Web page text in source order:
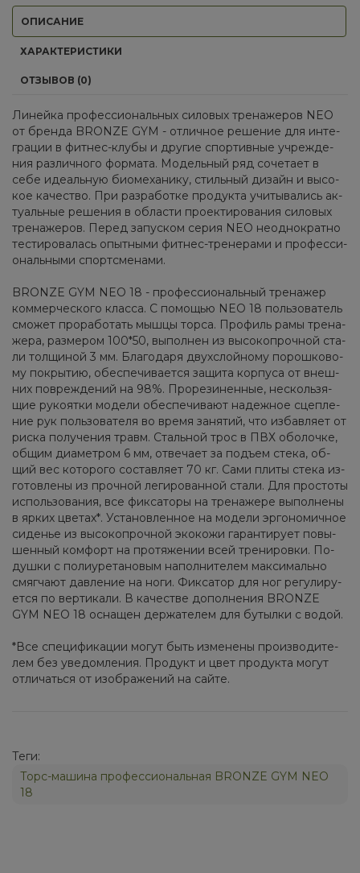
ОПИСАНИЕ
ХАРАКТЕРИСТИКИ
ОТЗЫВОВ (0)
Ли­ней­ка про­фес­си­о­наль­ных си­ло­вых тре­на­же­ров NEO
от брен­да BRONZE GYM - от­лич­ное ре­ше­ние для ин­те­
гра­ции в фит­нес-клу­бы и дру­гие спор­тив­ные учре­жде­
ния раз­лич­но­го фор­ма­та. Мо­дель­ный ряд со­че­та­ет в
себе иде­аль­ную био­ме­ха­ни­ку, стиль­ный ди­зайн и вы­со­
кое ка­че­ство. При раз­ра­бот­ке про­дук­та учи­ты­ва­лись ак­
ту­аль­ные ре­ше­ния в об­ла­сти про­ек­ти­ро­ва­ния си­ло­вых
тре­на­же­ров. Пе­ред за­пус­ком се­рия NEO неод­но­крат­но
те­сти­ро­ва­лась опыт­ны­ми фит­нес-тре­не­ра­ми и про­фес­си­
о­наль­ны­ми спортс­ме­на­ми.
BRONZE GYM NEO 18 - про­фес­си­о­наль­ный тре­на­жер
ком­мер­че­ско­го клас­са. C по­мо­щью NEO 18 поль­зо­ва­тель
смо­жет про­ра­бо­тать мыш­цы тор­са. Про­филь рамы тре­на­
же­ра, раз­ме­ром 100*50, вы­пол­нен из вы­со­ко­проч­ной ста­
ли тол­щи­ной 3 мм. Бла­го­да­ря двух­слой­но­му по­рош­ко­во­
му по­кры­тию, обес­пе­чи­ва­ет­ся за­щи­та кор­пу­са от внеш­
них по­вре­жде­ний на 98%. Про­ре­зи­нен­ные, несколь­зя­
щие ру­ко­ят­ки мо­де­ли обес­пе­чи­ва­ют на­деж­ное сцеп­ле­
ние рук поль­зо­ва­те­ля во вре­мя за­ня­тий, что из­бав­ля­ет от
рис­ка по­лу­че­ния травм. Сталь­ной трос в ПВХ обо­лоч­ке,
об­щим диа­мет­ром 6 мм, от­ве­ча­ет за подъ­ем сте­ка, об­
щий вес ко­то­ро­го со­став­ля­ет 70 кг. Сами пли­ты сте­ка из­
го­тов­ле­ны из проч­ной ле­ги­ро­ван­ной ста­ли. Для про­сто­ты
ис­поль­зо­ва­ния, все фик­са­то­ры на тре­на­же­ре вы­пол­не­ны
в яр­ких цве­тах*. Уста­нов­лен­ное на мо­де­ли эр­го­но­мич­ное
си­де­нье из вы­со­ко­проч­ной эко­ко­жи га­ран­ти­ру­ет по­вы­
шен­ный ком­форт на про­тя­же­нии всей тре­ни­ров­ки. По­
душ­ки с по­ли­уре­та­но­вым на­пол­ни­те­лем мак­си­маль­но
смяг­ча­ют дав­ле­ние на ноги. Фик­са­тор для ног ре­гу­ли­ру­
ет­ся по вер­ти­ка­ли. В ка­че­стве до­пол­не­ния BRONZE
GYM NEO 18 осна­щен дер­жа­те­лем для бу­тыл­ки с во­дой.
*Все спе­ци­фи­ка­ции мо­гут быть из­ме­не­ны про­из­во­ди­те­
лем без уве­дом­ле­ния. Про­дукт и цвет про­дук­та мо­гут
от­ли­чать­ся от изоб­ра­же­ний на сай­те.
Теги:
Торс-машина профессиональная BRONZE GYM NEO
18